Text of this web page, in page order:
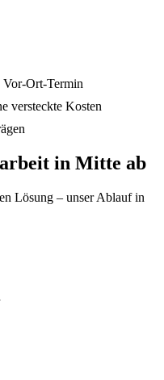
Ort-Termin
versteckte Kosten
in Mitte ab
Lösung – unser Ablauf in